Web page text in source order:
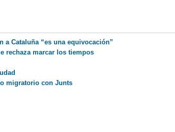
a Cataluña “es una equivocación”
rechaza marcar los tiempos
migratorio con Junts